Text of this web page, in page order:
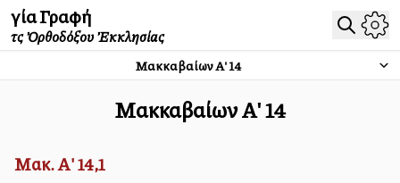
Ἁγία Γραφή
τῆς Ὀρθοδόξου Ἐκκλησίας
Μακκαβαίων Α'14
Μακκαβαίων Α'14
Μακ. Α' 14,1